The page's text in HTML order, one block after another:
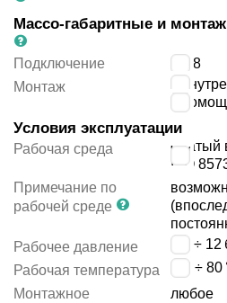
Массо-габаритные и
Подключение
G1/8
Монтаж
с
с
Условия эксплуатации
Рабочая среда
сжатый
ISO
Примечание по
рабочей среде
Рабочее давление
0.6 ÷ 12
Рабочая температура
-20 ÷ 80
Монтажное
любое